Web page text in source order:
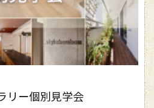
リー個別見学会